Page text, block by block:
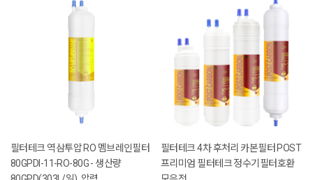
필터테크 역삼투압 RO 멤브레인필터
80GPDI-11-RO-80G - 생산량
필터테크 4차 후처리 카본필터 POST
프리미엄 필터테크 정수기필터호환